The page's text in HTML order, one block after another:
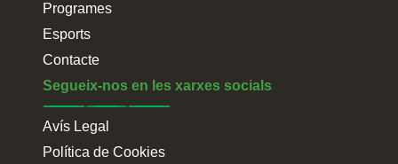
Programes
Esports
Contacte
Segueix-nos en les xarxes socials
Avís Legal
Política de Cookies